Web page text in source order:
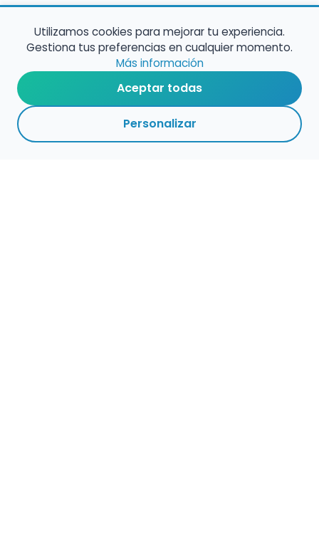
Utilizamos cookies para mejorar tu experiencia.
Gestiona tus preferencias en cualquier momento.
Más información
Aceptar todas
Personalizar